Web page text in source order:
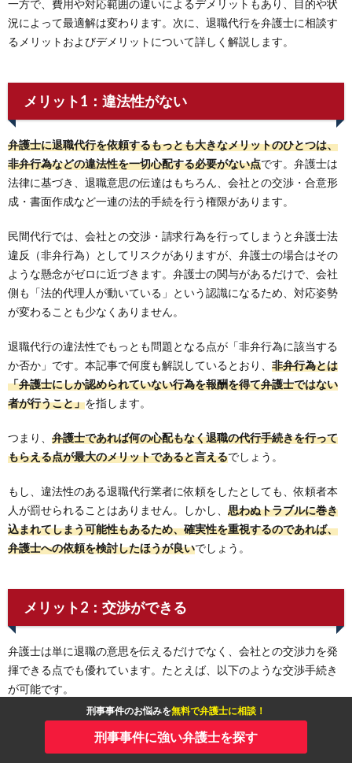
刑事事件のお悩みを無料で弁護士に相談！
刑事事件に強い弁護士を探す
一方で、費用や対応範囲の違いによるデメリットもあり、目的や状
況によって最適解は変わります。次に、退職代行を弁護士に相談す
るメリットおよびデメリットについて詳しく解説します。
メリット1：違法性がない
弁護士に退職代行を依頼するもっとも大きなメリットのひとつは、
非弁行為などの違法性を一切心配する必要がない点です。弁護士は
法律に基づき、退職意思の伝達はもちろん、会社との交渉・合意形
成・書面作成など一連の法的手続を行う権限があります。
民間代行では、会社との交渉・請求行為を行ってしまうと弁護士法
違反（非弁行為）としてリスクがありますが、弁護士の場合はその
ような懸念がゼロに近づきます。弁護士の関与があるだけで、会社
側も「法的代理人が動いている」という認識になるため、対応姿勢
が変わることも少なくありません。
退職代行の違法性でもっとも問題となる点が「非弁行為に該当する
か否か」です。本記事で何度も解説しているとおり、 非弁行為とは
「弁護士にしか認められていない行為を報酬を得て弁護士ではない
者が行うこと」を指します。
つまり、 弁護士であれば何の心配もなく退職の代行手続きを行って
もらえる点が最大のメリットであると言えるでしょう。
もし、違法性のある退職代行業者に依頼をしたとしても、依頼者本
人が罰せられることはありません。しかし、 思わぬトラブルに巻き
込まれてしまう可能性もあるため、確実性を重視するのであれば、
弁護士への依頼を検討したほうが良いでしょう。
メリット2：交渉ができる
弁護士は単に退職の意思を伝えるだけでなく、会社との交渉力を発
揮できる点でも優れています。たとえば、以下のような交渉手続き
が可能です。
有給休暇の消化条件
退職金の支給条件